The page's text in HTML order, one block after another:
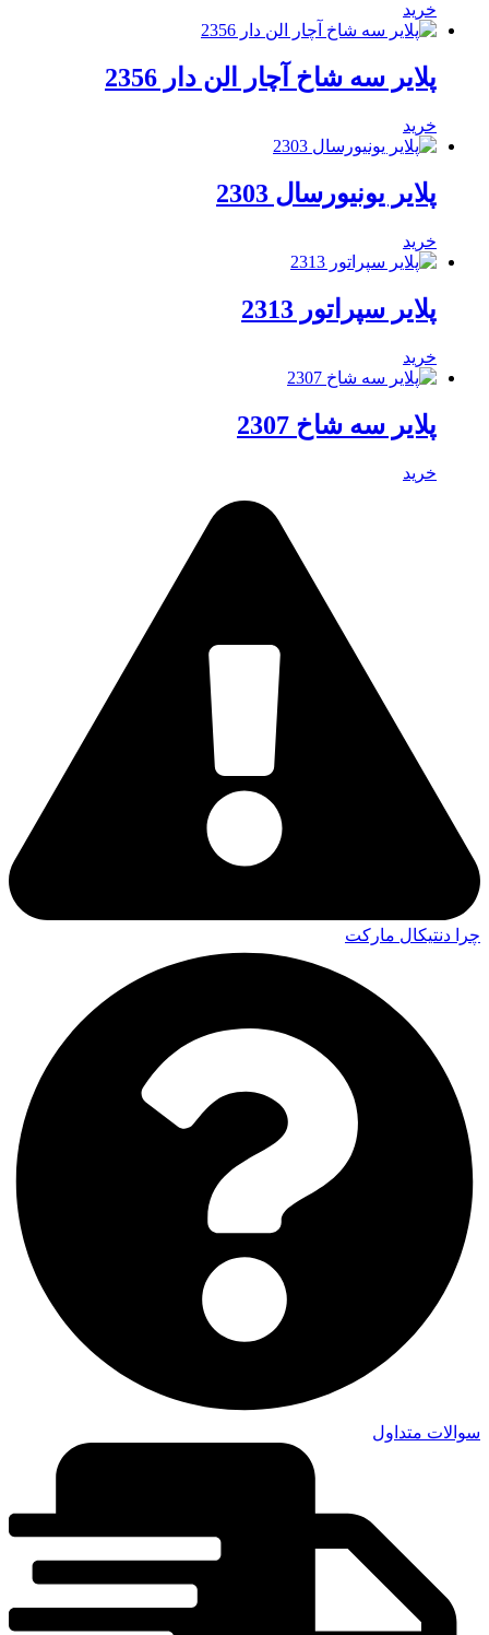
خرید
پلایر سه شاخ آچار الن دار 2356
خرید
پلایر یونیورسال 2303
خرید
پلایر سپراتور 2313
خرید
پلایر سه شاخ 2307
خرید
چرا دنتیکال مارکت
سوالات متداول